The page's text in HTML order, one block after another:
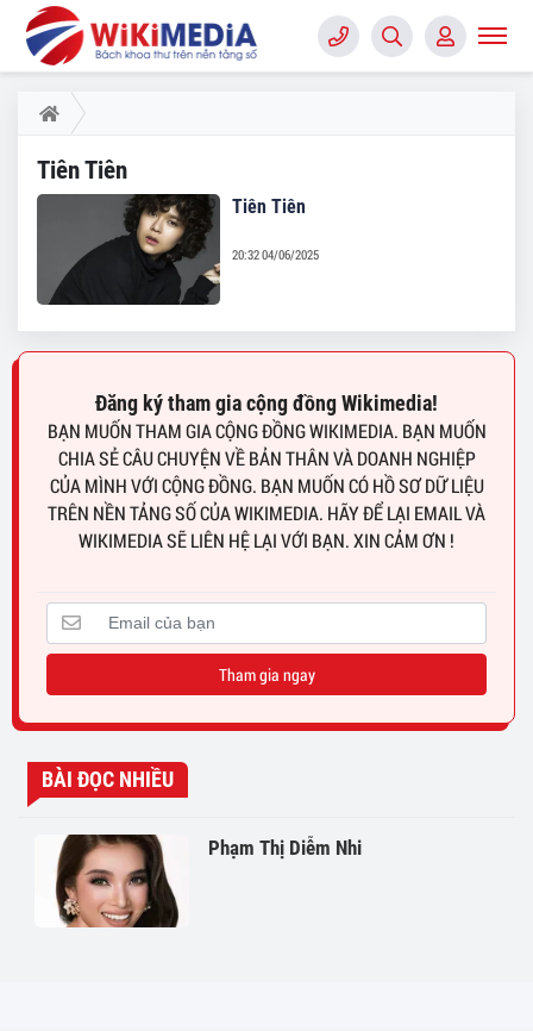
Tiên Tiên
Tiên Tiên
20:32 04/06/2025
Đăng ký tham gia cộng đồng Wikimedia!
BẠN MUỐN THAM GIA CỘNG ĐỒNG WIKIMEDIA. BẠN MUỐN
CHIA SẺ CÂU CHUYỆN VỀ BẢN THÂN VÀ DOANH NGHIỆP
CỦA MÌNH VỚI CỘNG ĐỒNG. BẠN MUỐN CÓ HỒ SƠ DỮ LIỆU
TRÊN NỀN TẢNG SỐ CỦA WIKIMEDIA. HÃY ĐỂ LẠI EMAIL VÀ
WIKIMEDIA SẼ LIÊN HỆ LẠI VỚI BẠN. XIN CẢM ƠN !
Tham gia ngay
BÀI ĐỌC NHIỀU
Phạm Thị Diễm Nhi